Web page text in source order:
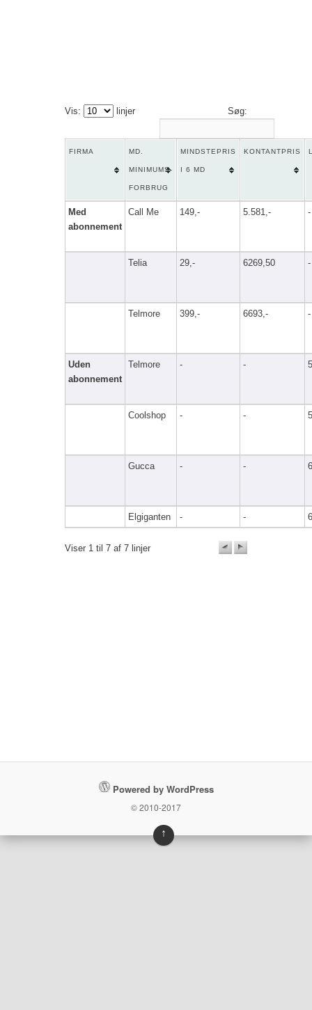
Vis: linjer Søg:
FIRMA MD.
MINIMUMS-
FORBRUG
MINDSTEPRIS
I 6 MD
KONTANTPRIS
Med
abonnement
Call Me 149,- 5.581,- -
Telia 29,- 6269,50 -
Telmore 399,- 6693,- -
Uden
abonnement
Telmore - -
Coolshop - -
Gucca - -
Elgiganten - -
Viser 1 til 7 af 7 linjer
Powered by WordPress
© 2010-2017
↑